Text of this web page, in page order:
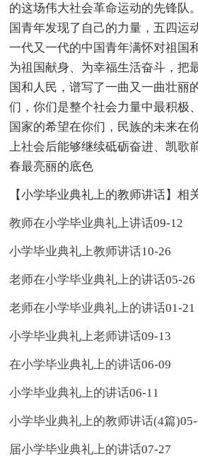
的这场伟大社会革命运动的先锋队
国青年发现了自己的力量，五四运
一代又一代的中国青年满怀对祖国
为祖国献身、为幸福生活奋斗，把
国和人民，谱写了一曲又一曲壮丽
们，你们是整个社会力量中最积极
国家的希望在你们，民族的未来在
上社会后能够继续砥砺奋进、凯歌
春最亮丽的底色
【小学毕业典礼上的教师讲话】相
教师在小学毕业典礼上讲话09-12
小学毕业典礼上教师讲话10-26
老师在小学毕业典礼上的讲话05-26
老师在小学毕业典礼上的讲话01-21
小学毕业典礼上老师讲话09-13
在小学毕业典礼上的讲话06-09
小学毕业典礼上的讲话06-11
小学毕业典礼上的教师讲话(4篇)
届小学毕业典礼上的讲话07-27